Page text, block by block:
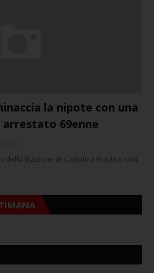
la nipote con una
69enne
della Stazione di Cattolica Eraclea, con